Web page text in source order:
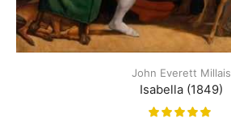
John Everett Millais
Isabella (1849)